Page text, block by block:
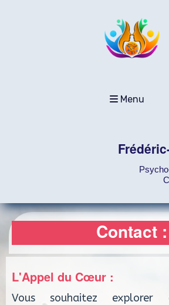
Menu
Contact :
L'Appel du Cœur :
Vous souhaitez